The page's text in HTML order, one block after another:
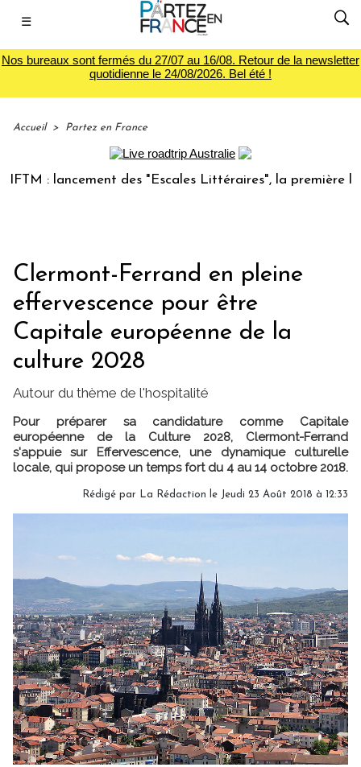
☰
Nos bureaux sont fermés du 27/07 au 16/08. Retour de la newsletter
quotidienne le 24/08/2026. Bel été !
Accueil > Partez en France
: lancement des "Escales Littéraires", la première
Clermont-Ferrand en pleine
effervescence pour être
Capitale européenne de la
culture 2028
Autour du thème de l'hospitalité
Pour préparer sa candidature comme Capitale
européenne de la Culture 2028, Clermont-Ferrand
s'appuie sur Effervescence, une dynamique culturelle
locale, qui propose un temps fort du 4 au 14 octobre 2018.
Rédigé par La Rédaction le Jeudi 23 Août 2018 à 12:33